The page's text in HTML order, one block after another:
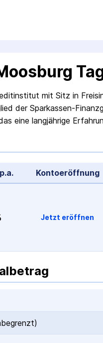
mit Sitz in
der Sparkassen-
eine langjährige
Konto­eröffnung
Jetzt eröffnen